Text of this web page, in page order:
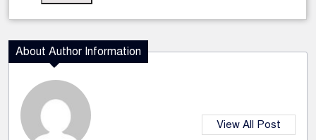
About Author Information
View All Post